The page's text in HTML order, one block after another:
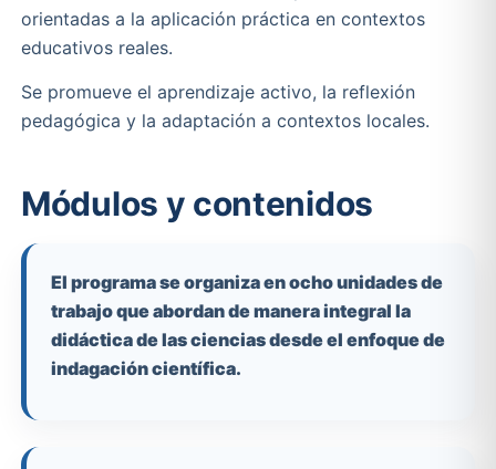
orientadas a la aplicación práctica en contextos
educativos reales.
Se promueve el aprendizaje activo, la reflexión
pedagógica y la adaptación a contextos locales.
Módulos y contenidos
El programa se organiza en ocho unidades de
trabajo que abordan de manera integral la
didáctica de las ciencias desde el enfoque de
indagación científica.